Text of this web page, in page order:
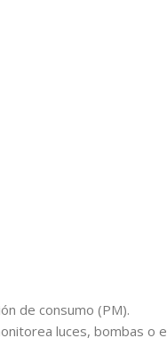
de consumo (PM).
luces, bombas